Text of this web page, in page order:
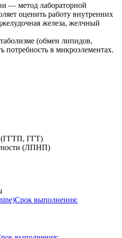
— метод лабораторной
оценить работу внутренних
железа, желчный
(обмен липидов,
потребность в микроэлементах.
(ГГТП, ГГТ)
(ЛПНП)
Срок выполнения: